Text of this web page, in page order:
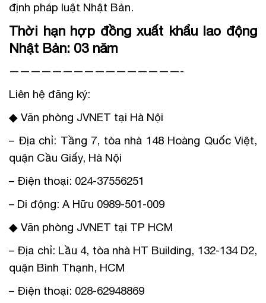
định pháp luật Nhật Bản.
Thời hạn hợp đồng xuất khẩu lao động
Nhật Bản: 03 năm
————————————————-
Liên hệ đăng ký:
◆ Văn phòng JVNET tại Hà Nội
– Địa chỉ: Tầng 7, tòa nhà 148 Hoàng Quốc Việt,
quận Cầu Giấy, Hà Nội
– Điện thoại: 024-37556251
– Di động: A Hữu 0989-501-009
◆ Văn phòng JVNET tại TP HCM
– Địa chỉ: Lầu 4, tòa nhà HT Building, 132-134 D2,
quận Bình Thạnh, HCM
– Điện thoại: 028-62948869